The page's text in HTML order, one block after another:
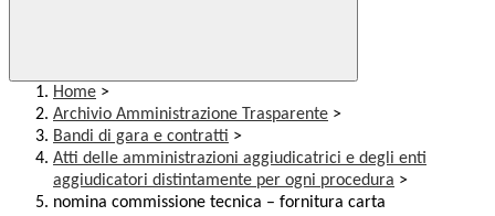
Home >
Archivio Amministrazione Trasparente >
Bandi di gara e contratti >
Atti delle amministrazioni aggiudicatrici e degli enti
aggiudicatori distintamente per ogni procedura >
nomina commissione tecnica – fornitura carta